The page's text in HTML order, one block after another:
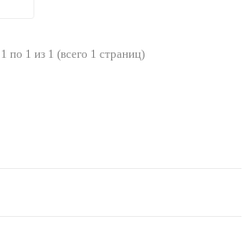
по 1 из 1 (всего 1 страниц)